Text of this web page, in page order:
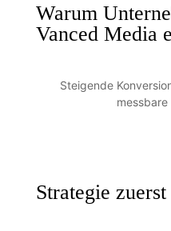
Warum
Vanced Media
Steigende
Strategie zuerst